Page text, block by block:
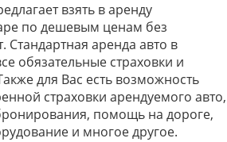
взять в аренду
по дешевым ценам без
Стандартная аренда авто в
обязательные страховки и
для Вас есть возможность
страховки арендуемого авто,
помощь на дороге,
и многое другое.